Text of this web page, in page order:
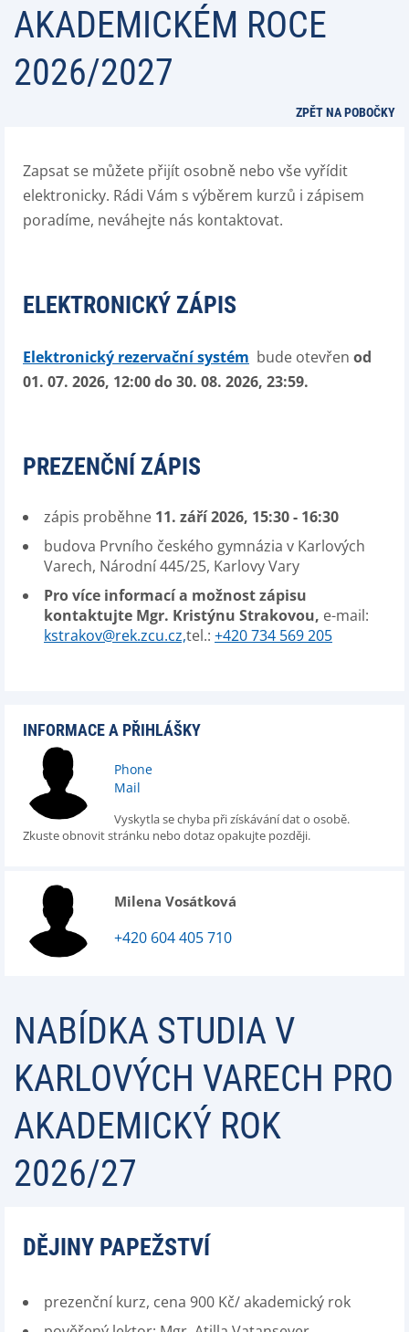
AKADEMICKÉM ROCE
2026/2027
ZPĚT NA POBOČKY
Zapsat se můžete přijít osobně nebo vše vyřídit
elektronicky. Rádi Vám s výběrem kurzů i zápisem
poradíme, neváhejte nás kontaktovat.
ELEKTRONICKÝ ZÁPIS
Elektronický rezervační systém bude otevřen od
01. 07. 2026, 12:00 do 30. 08. 2026, 23:59.
PREZENČNÍ ZÁPIS
zápis proběhne 11. září 2026, 15:30 - 16:30
budova Prvního českého gymnázia v Karlových
Varech, Národní 445/25, Karlovy Vary
Pro více informací a možnost zápisu
kontaktujte Mgr. Kristýnu Strakovou, e-mail:
kstrakov@rek.zcu.cz,tel.: +420 734 569 205
INFORMACE A PŘIHLÁŠKY
Phone
Mail
Vyskytla se chyba při získávání dat o osobě.
Zkuste obnovit stránku nebo dotaz opakujte později.
Milena Vosátková
+420 604 405 710
NABÍDKA STUDIA V
KARLOVÝCH VARECH PRO
AKADEMICKÝ ROK
2026/27
DĚJINY PAPEŽSTVÍ
prezenční kurz, cena 900 Kč/ akademický rok